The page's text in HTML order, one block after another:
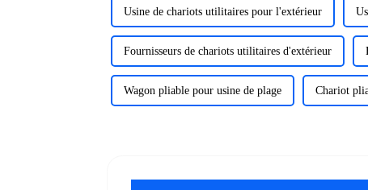
Usine de chariots utilitaires pour l'extérieur
Fournisseurs de chariots utilitaires d'extérieur
Wagon pliable pour usine de plage Chariot